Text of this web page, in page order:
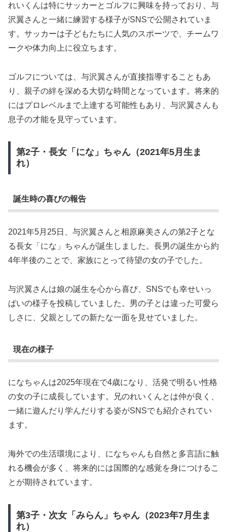
れいくんは特にサッカーとゴルフに興味を持っており、与
沢翼さんと一緒に練習する様子がSNSで公開されていま
す。サッカーは子どもたちに人気のスポーツで、チームワ
ークや体力向上に役立ちます。
ゴルフについては、与沢翼さんが直接指導することもあ
り、親子の絆を深める大切な時間となっています。将来的
にはプロレベルまで上達する可能性もあり、与沢翼さんも
息子の才能を見守っています。
第2子・長女「にな」ちゃん（2021年5月生ま
れ）
誕生時の喜びの報告
2021年5月25日、与沢翼さんと相原麻美さんの第2子とな
る長女「にな」ちゃんが誕生しました。長男の誕生から約
4年半後のことで、家族にとって待望の女の子でした。
与沢翼さんは娘の誕生を心から喜び、SNSでも幸せいっ
ぱいの様子を投稿していました。男の子とは違った可愛ら
しさに、父親としての新たな一面を見せていました。
現在の様子
になちゃんは2025年現在で4歳になり、活発で明るい性格
の女の子に成長しています。兄のれいくんとは仲が良く、
一緒に遊んだり学んだりする姿がSNSでも紹介されてい
ます。
海外での生活環境により、になちゃんも自然と多言語に触
れる機会が多く、将来的には国際的な感覚を身につけるこ
とが期待されています。
第3子・次女「みらん」ちゃん（2023年7月生ま
れ）